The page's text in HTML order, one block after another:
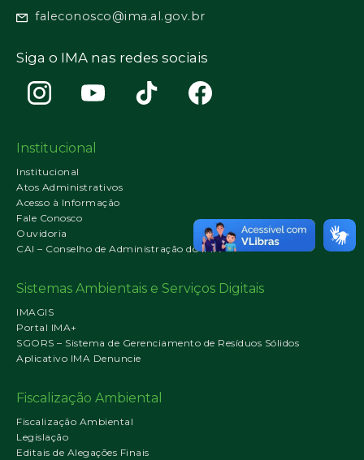
faleconosco@ima.al.gov.br
Siga o IMA nas redes sociais
Institucional
Institucional
Atos Administrativos
Acesso à Informação
Fale Conosco
Ouvidoria
CAI – Conselho de Administração do IMA
Sistemas Ambientais e Serviços Digitais
IMAGIS
Portal IMA+
SGORS – Sistema de Gerenciamento de Resíduos Sólidos
Aplicativo IMA Denuncie
Fiscalização Ambiental
Fiscalização Ambiental
Legislação
Editais de Alegações Finais